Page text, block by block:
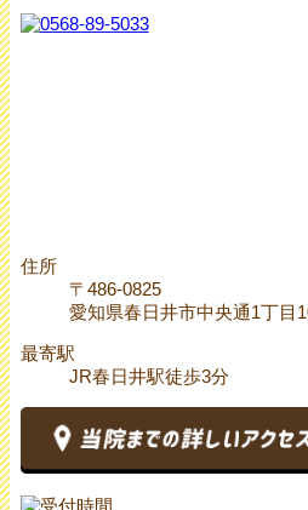
住所
〒486-0825
愛知県春日井市中央通1丁目
最寄駅
JR春日井駅徒歩3分